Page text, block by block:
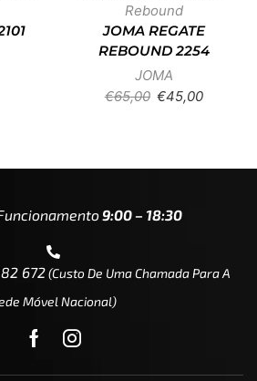
Rebound
JOMA REGATE
REBOUND 2254
JOMA
€65,00 €45,00
9:00 – 18:30
672(custo De Uma Chamada Para A
Móvel Nacional)